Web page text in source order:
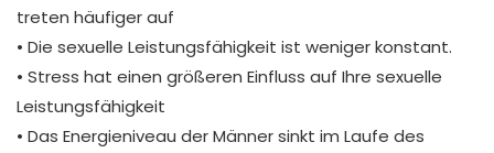
treten häufiger auf
• Die sexuelle Leistungsfähigkeit ist weniger konstant.
• Stress hat einen größeren Einfluss auf Ihre sexuelle
Leistungsfähigkeit
• Das Energieniveau der Männer sinkt im Laufe des